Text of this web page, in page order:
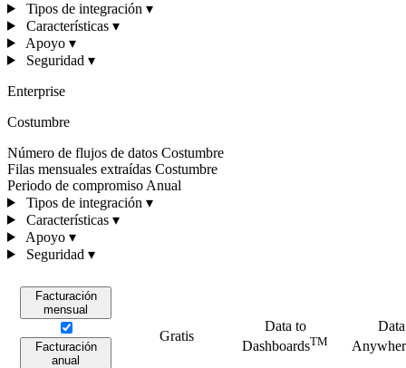
Tipos de integración ▾
Características ▾
Apoyo ▾
Seguridad ▾
Enterprise
Costumbre
Número de flujos de datos Costumbre
Filas mensuales extraídas Costumbre
Periodo de compromiso Anual
Tipos de integración ▾
Características ▾
Apoyo ▾
Seguridad ▾
Facturación
mensual
Facturación
anual
Gratis
Data to
DashboardsTM
Data